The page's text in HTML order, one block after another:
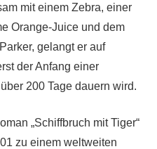
mit einem Zebra, einer
Orange-Juice und dem
gelangt er auf
der Anfang einer
200 Tage dauern wird.
„Schiffbruch mit Tiger“
zu einem weltweiten